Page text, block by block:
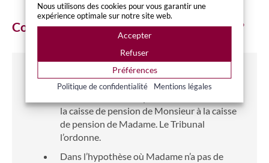
Comment se fait le transfert en pratique ?
Dans l’exemple, chacun des deux époux a
déjà une caisse de pension et c’est un
la caisse de pension de Monsieur à la caisse
de pension de Madame. Le Tribunal
l’ordonne.
Dans l’hypothèse où Madame n’a pas de
Nous utilisons des cookies pour vous garantir une
expérience optimale sur notre site web.
Accepter
Refuser
Préférences
Politique de confidentialité Mentions légales